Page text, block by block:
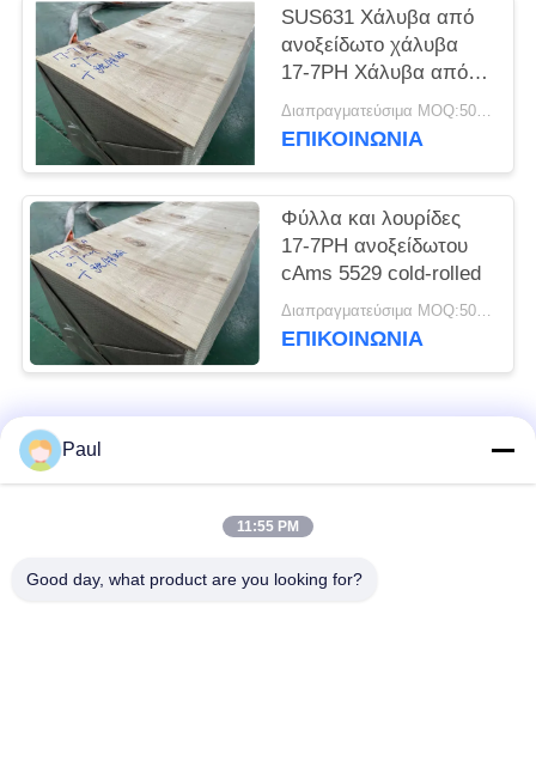
SUS631 Χάλυβα από
ανοξείδωτο χάλυβα
17-7PH Χάλυβα από
ανοξείδωτο χάλυβα
Διαπραγματεύσιμα MOQ:500 κλ
ΕΠΙΚΟΙΝΩΝΊΑ
Φύλλα και λουρίδες
17-7PH ανοξείδωτου
cAms 5529 cold-rolled
Διαπραγματεύσιμα MOQ:500 ΚΛ
ΕΠΙΚΟΙΝΩΝΊΑ
Λαϊκή κατηγορία
Σκληραίνοντας
Paul
11:55 PM
Good day, what product are you looking for?